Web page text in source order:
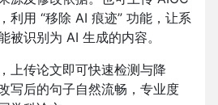
利用 “移除 AI 痕迹” 功能，让系
被识别为 AI 生成的内容。
上传论文即可快速检测与降
写后的句子自然流畅，专业度